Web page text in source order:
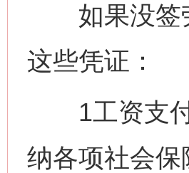
如果没签劳
这些凭证：
1工资支付
纳各项社会